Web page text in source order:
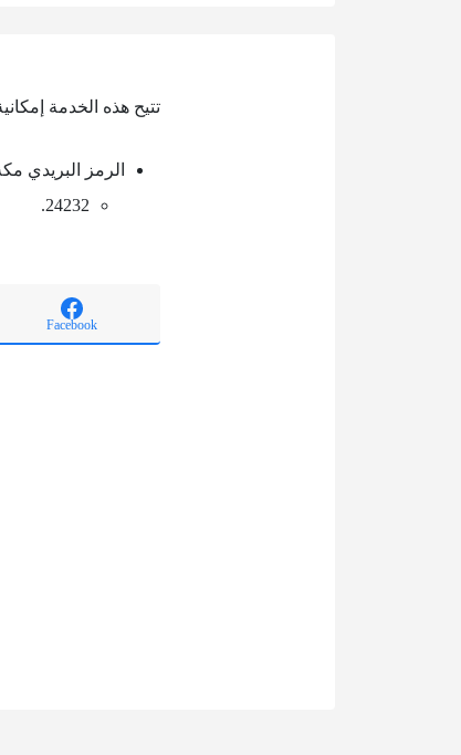
تتيح هذه الخدمة
الرمز البريدي
24232.
Facebook